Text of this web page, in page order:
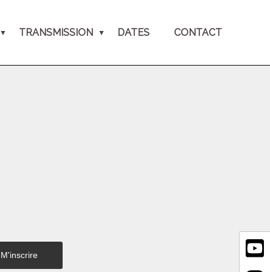
TRANSMISSION DATES CONTACT